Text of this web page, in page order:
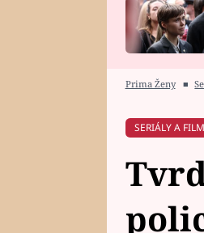
HOROSKOP NA
Prima Ženy ■
SERIÁLY A